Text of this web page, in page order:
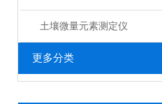
土壤微量元素测定仪
更多分类